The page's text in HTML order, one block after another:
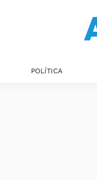
POLÍTICA